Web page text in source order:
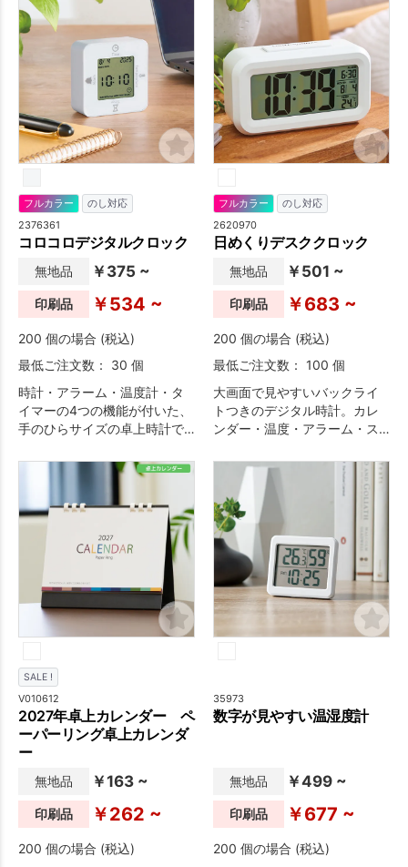
す。
フルカラー のし対応
2376361
コロコロデジタルクロック
無地品 ￥375 ~
印刷品 ￥534 ~
200 個の場合 (税込)
最低ご注文数： 30 個
時計・アラーム・温度計・タ
イマーの4つの機能が付いた、
手のひらサイズの卓上時計で
フルカラー のし対応
2620970
日めくりデスククロック
無地品 ￥501 ~
印刷品 ￥683 ~
200 個の場合 (税込)
最低ご注文数： 100 個
大画面で見やすいバックライ
トつきのデジタル時計。カレ
ンダー・温度・アラーム・ス
で便利にご使用いただけま
SALE !
V010612
2027年卓上カレンダー ペ
ーパーリング卓上カレンダ
ー
無地品 ￥163 ~
印刷品 ￥262 ~
200 個の場合 (税込)
35973
数字が見やすい温湿度計
無地品 ￥499 ~
印刷品 ￥677 ~
200 個の場合 (税込)